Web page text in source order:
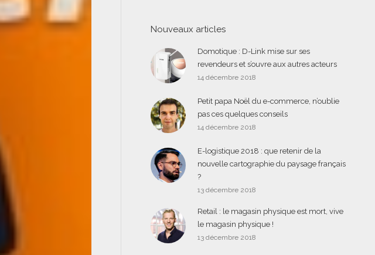
Nouveaux articles
Domotique : D-Link mise sur ses
revendeurs et s’ouvre aux autres acteurs
14 décembre 2018
Petit papa Noël du e-commerce, n’oublie
pas ces quelques conseils
14 décembre 2018
E-logistique 2018 : que retenir de la
nouvelle cartographie du paysage français
?
13 décembre 2018
Retail : le magasin physique est mort, vive
le magasin physique !
13 décembre 2018